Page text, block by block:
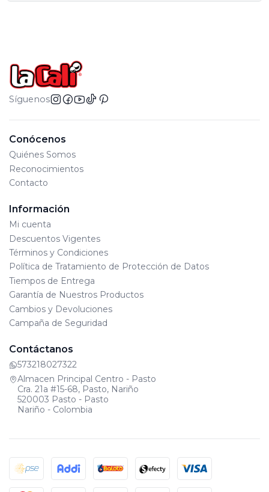
Síguenos
Conócenos
Quiénes Somos
Reconocimientos
Contacto
Información
Mi cuenta
Descuentos Vigentes
Términos y Condiciones
Política de Tratamiento de Protección de Datos
Tiempos de Entrega
Garantía de Nuestros Productos
Cambios y Devoluciones
Campaña de Seguridad
Contáctanos
573218027322
Almacen Principal Centro - Pasto
Cra. 21a #15-68, Pasto, Nariño
520003 Pasto - Pasto
Nariño - Colombia